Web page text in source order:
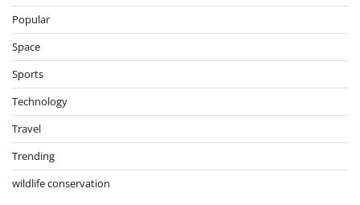
Popular
Space
Sports
Technology
Travel
Trending
wildlife conservation